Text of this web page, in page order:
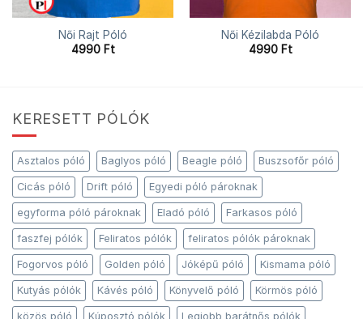
Női Rajt Póló
4990 Ft
Női Kézilabda Póló
4990 Ft
KERESETT PÓLÓK
Asztalos póló Baglyos póló Beagle póló Buszsofőr póló
Cicás póló Drift póló Egyedi póló pároknak
egyforma póló pároknak Eladó póló Farkasos póló
faszfej pólók Feliratos pólók feliratos pólók pároknak
Fogorvos póló Golden póló Jóképű póló Kismama póló
Kutyás pólók Kávés póló Könyvelő póló Körmös póló
közös póló Kúposztó pólók Legjobb barátnős pólók